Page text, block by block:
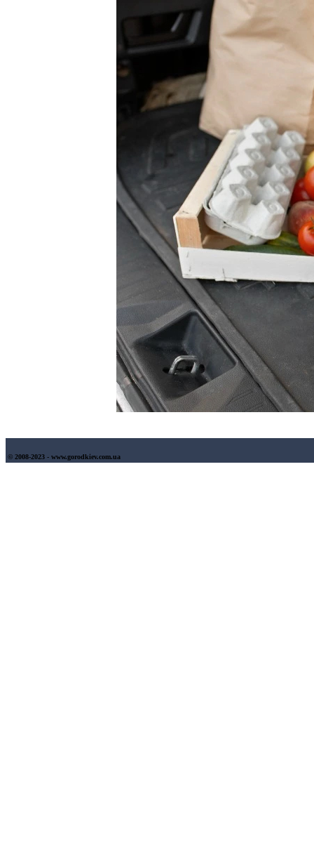
© 2008-2023 - www.gorodkiev.com.ua